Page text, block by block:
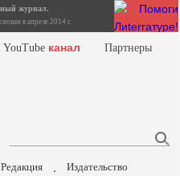
журнал.
в апреле 2014 г.
YouTube канал Партнеры
Редакция . Издательство